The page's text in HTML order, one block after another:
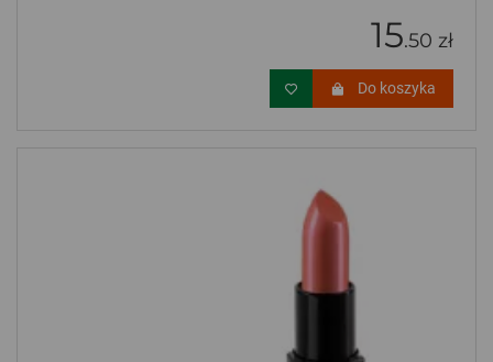
15.50 zł
Do koszyka